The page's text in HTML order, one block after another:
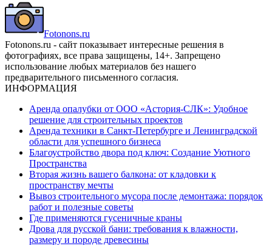
Fotonons.ru
Fotonons.ru - сайт показывает интересные решения в
фотографиях, все права защищены, 14+. Запрещено
использование любых материалов без нашего
предварительного письменного согласия.
ИНФОРМАЦИЯ
Аренда опалубки от ООО «Астория-СЛК»: Удобное
решение для строительных проектов
Аренда техники в Санкт-Петербурге и Ленинградской
области для успешного бизнеса
Благоустройство двора под ключ: Создание Уютного
Пространства
Вторая жизнь вашего балкона: от кладовки к
пространству мечты
Вывоз строительного мусора после демонтажа: порядок
работ и полезные советы
Где применяются гусеничные краны
Дрова для русской бани: требования к влажности,
размеру и породе древесины